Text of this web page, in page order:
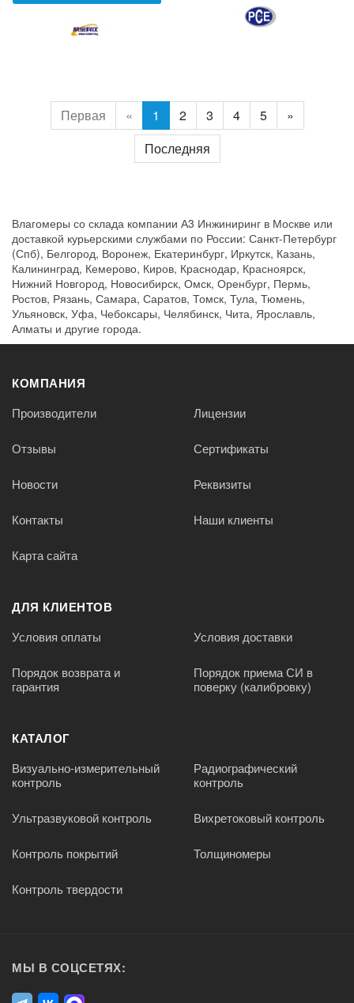
Первая « 1 2 3 4 5
»
Последняя
Влагомеры со склада компании А3 Инжиниринг в Москве или
доставкой курьерскими службами по России: Санкт-Петербург
(Спб), Белгород, Воронеж, Екатеринбург, Иркутск, Казань,
Калининград, Кемерово, Киров, Краснодар, Красноярск,
Нижний Новгород, Новосибирск, Омск, Оренбург, Пермь,
Ростов, Рязань, Самара, Саратов, Томск, Тула, Тюмень,
Ульяновск, Уфа, Чебоксары, Челябинск, Чита, Ярославль,
Алматы и другие города.
КОМПАНИЯ
Производители Лицензии
Отзывы Сертификаты
Новости Реквизиты
Контакты Наши клиенты
Карта сайта
ДЛЯ КЛИЕНТОВ
Условия оплаты Условия доставки
Порядок возврата и
гарантия
Порядок приема СИ в
поверку (калибровку)
КАТАЛОГ
Визуально-измерительный
контроль
Радиографический
контроль
Ультразвуковой контроль Вихретоковый контроль
Контроль покрытий Толщиномеры
Контроль твердости
МЫ В СОЦСЕТЯХ: